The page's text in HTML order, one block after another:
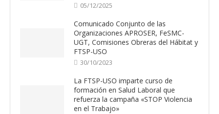
05/12/2025
Comunicado Conjunto de las
Organizaciones APROSER, FeSMC-
UGT, Comisiones Obreras del Hábitat y
FTSP-USO
30/10/2023
La FTSP-USO imparte curso de
formación en Salud Laboral que
refuerza la campaña «STOP Violencia
en el Trabajo»